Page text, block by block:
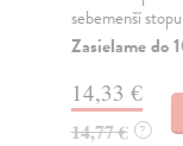
sebemenší
Zasielame do
14,33 €
14,77 € ?